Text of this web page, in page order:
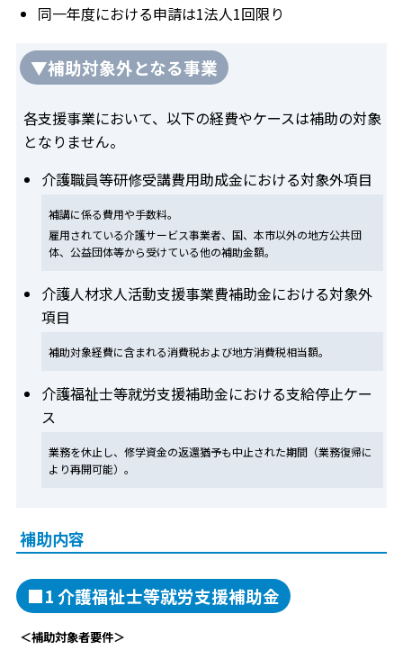
同一年度における申請は1法人1回限り
▼補助対象外となる事業
各支援事業において、以下の経費やケースは補助の対象
となりません。
介護職員等研修受講費用助成金における対象外項目
補講に係る費用や手数料。
雇用されている介護サービス事業者、国、本市以外の地方公共団
体、公益団体等から受けている他の補助金額。
介護人材求人活動支援事業費補助金における対象外
項目
補助対象経費に含まれる消費税および地方消費税相当額。
介護福祉士等就労支援補助金における支給停止ケー
ス
業務を休止し、修学資金の返還猶予も中止された期間（業務復帰に
より再開可能）。
補助内容
■1 介護福祉士等就労支援補助金
＜補助対象者要件＞